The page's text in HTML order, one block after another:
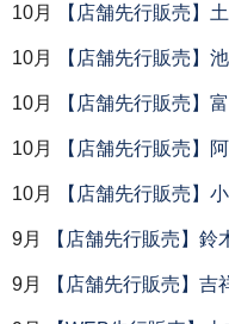
10月 【店舗先行販売】
10月 【店舗先行販売】
10月 【店舗先行販売】
10月 【店舗先行販売】
10月 【店舗先行販売】
9月 【店舗先行販売】
9月 【店舗先行販売】吉